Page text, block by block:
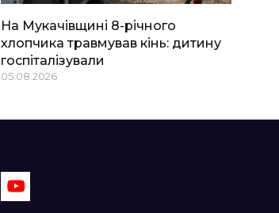
На Мукачівщині 8-річного
хлопчика травмував кінь: дитину
госпіталізували
05.08.2026